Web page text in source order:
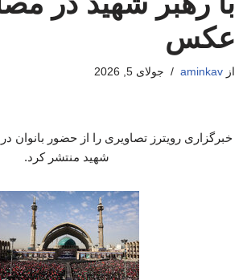
عکس
از aminkav جولای 5, 2026
خبرگزاری رویترز تصاویری را از حضور بانوان
شهید منتشر کرد.